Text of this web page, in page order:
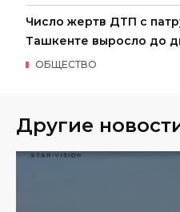
Число жертв ДТП с
Ташкенте выросло до
ОБЩЕСТВО
Другие